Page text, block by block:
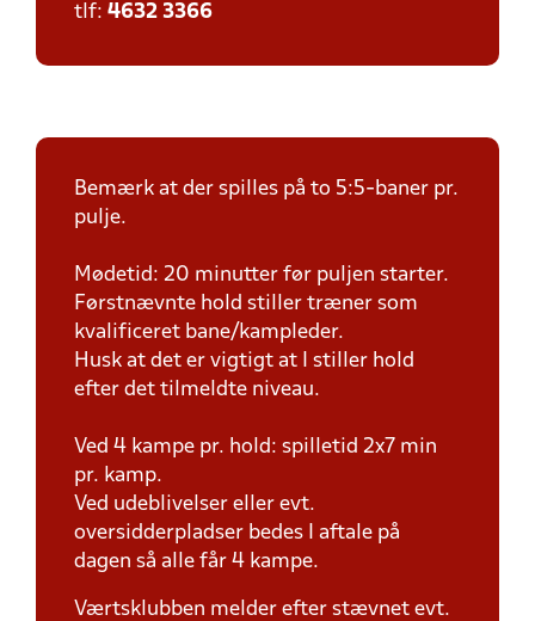
tlf: 4632 3366
Bemærk at der spilles på to 5:5-baner pr.
pulje.
Mødetid: 20 minutter før puljen starter.
Førstnævnte hold stiller træner som
kvalificeret bane/kampleder.
Husk at det er vigtigt at I stiller hold
efter det tilmeldte niveau.
Ved 4 kampe pr. hold: spilletid 2x7 min
pr. kamp.
Ved udeblivelser eller evt.
oversidderpladser bedes I aftale på
dagen så alle får 4 kampe.
Værtsklubben melder efter stævnet evt.